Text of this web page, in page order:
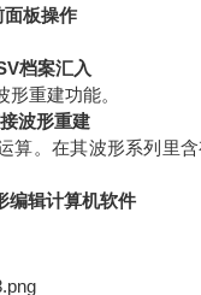
面板操作
档案汇入
重建功能。
波形重建
。在其波形系列里
编辑计算机软件